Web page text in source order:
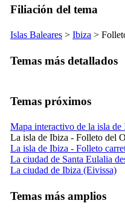
Filiación del tema
Islas Baleares > Ibiza >
Temas más detallados
Temas próximos
Mapa interactivo de la isla de
La isla de Ibiza - Folleto del
La isla de Ibiza - Folleto
La ciudad de Santa Eulalia
La ciudad de Ibiza (Eivissa)
Temas más amplios